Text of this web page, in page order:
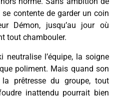
contente de garder un coin
Démon, jusqu’au jour où
tout chambouler.
neutralise l’équipe, la soigne
poliment. Mais quand son
prêtresse du groupe, tout
inattendu pourrait bien